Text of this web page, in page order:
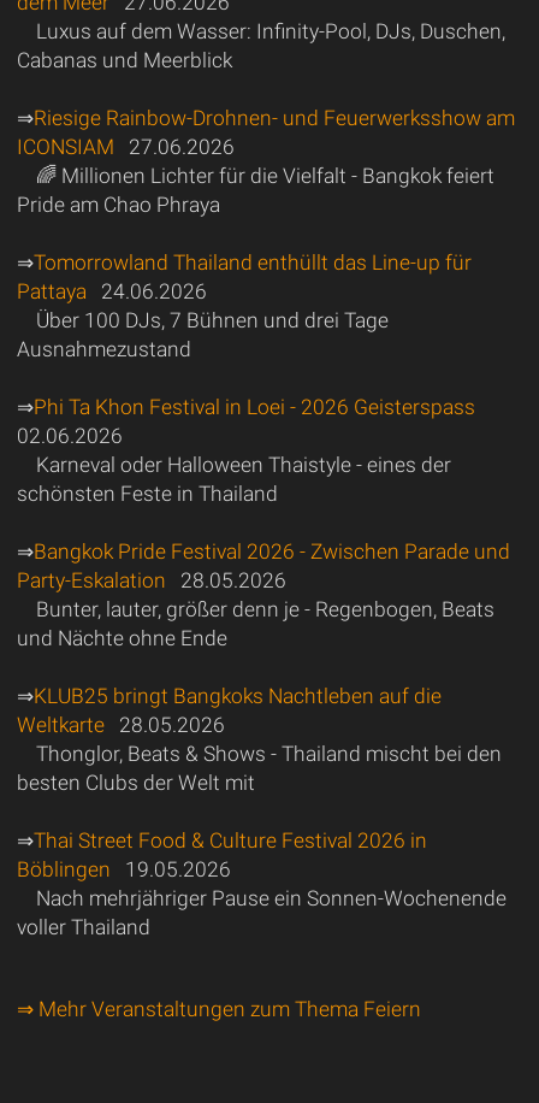
Luxus auf dem Wasser: Infinity-Pool, DJs, Duschen,
Cabanas und Meerblick
⇒Riesige Rainbow-Drohnen- und Feuerwerksshow am
ICONSIAM 27.06.2026
🌈 Millionen Lichter für die Vielfalt - Bangkok feiert
Pride am Chao Phraya
⇒Tomorrowland Thailand enthüllt das Line-up für
Pattaya 24.06.2026
Über 100 DJs, 7 Bühnen und drei Tage
Ausnahmezustand
⇒Phi Ta Khon Festival in Loei - 2026 Geisterspass
02.06.2026
Karneval oder Halloween Thaistyle - eines der
schönsten Feste in Thailand
⇒Bangkok Pride Festival 2026 - Zwischen Parade und
Party-Eskalation 28.05.2026
Bunter, lauter, größer denn je - Regenbogen, Beats
und Nächte ohne Ende
⇒KLUB25 bringt Bangkoks Nachtleben auf die
Weltkarte28.05.2026
Thonglor, Beats & Shows - Thailand mischt bei den
besten Clubs der Welt mit
⇒Thai Street Food & Culture Festival 2026 in
Böblingen 19.05.2026
Nach mehrjähriger Pause ein Sonnen-Wochenende
voller Thailand
⇒ Mehr Veranstaltungen zum Thema Feiern